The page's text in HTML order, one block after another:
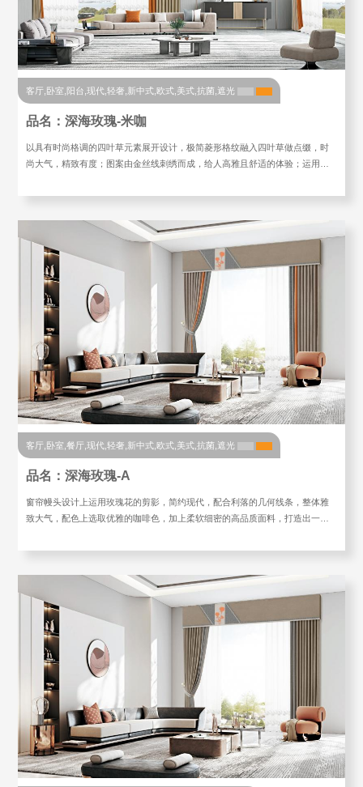
客厅,卧室,阳台,现代,轻奢,新中式,欧式,美式,抗菌,遮光
品名：深海玫瑰-米咖
以具有时尚格调的四叶草元素展开设计，极简菱形格纹融入四叶草做点缀，时
尚大气，精致有度；图案由金丝线刺绣而成，给人高雅且舒适的体验；运用…
客厅,卧室,餐厅,现代,轻奢,新中式,欧式,美式,抗菌,遮光
品名：深海玫瑰-A
窗帘幔头设计上运用玫瑰花的剪影，简约现代，配合利落的几何线条，整体雅
致大气，配色上选取优雅的咖啡色，加上柔软细密的高品质面料，打造出一…